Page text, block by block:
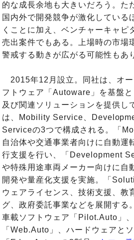
的な成長余地も大きいだろう。た
国内外で開発競争が激化している
くことに加え、ベンチャーキャピ
売出案件でもある。上場時の市場
警戒する動きが広がる可能性もあ
2015年12月設立。同社は、オー
フトウェア「Autoware」を基盤
及び関連ソリューションを提供し
は、Mobility Service、
Serviceの3つで構成される。「
自治体や交通事業者向けに自動運
行支援を行い、「Development
や特殊用途車両メーカー向けに自
開発や量産化支援を実施。「
ウェアライセンス、技術支援、教
グ、政府委託事業などを展開する
車載ソフトウェア「Pilot.Auto」
「Web.Auto」、ハードウェアと